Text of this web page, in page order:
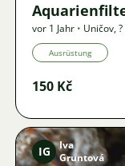
vor 1 Jahr • Uničov,
Ausrüstung
150 Kč
IG
Iva
Gruntová